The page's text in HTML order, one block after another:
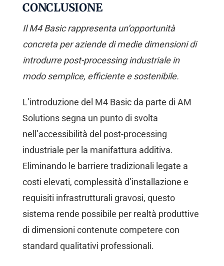
CONCLUSIONE
Il M4 Basic rappresenta un’opportunità
concreta per aziende di medie dimensioni di
introdurre post-processing industriale in
modo semplice, efficiente e sostenibile.
L’introduzione del M4 Basic da parte di AM
Solutions segna un punto di svolta
nell’accessibilità del post-processing
industriale per la manifattura additiva.
Eliminando le barriere tradizionali legate a
costi elevati, complessità d’installazione e
requisiti infrastrutturali gravosi, questo
sistema rende possibile per realtà produttive
di dimensioni contenute competere con
standard qualitativi professionali.